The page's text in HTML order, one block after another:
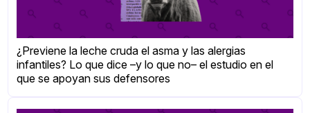
¿Previene la leche cruda el asma y las alergias
infantiles? Lo que dice –y lo que no– el estudio en el
que se apoyan sus defensores